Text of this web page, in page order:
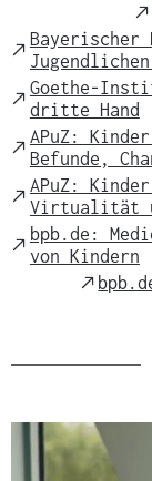
External
Link
Bayerischer
External
Link
Goethe-
dritte Hand
External
Link
APuZ:
Befunde,
External
Link
APuZ:
Virtualität
External
Link
bpb.de:
von Kindern